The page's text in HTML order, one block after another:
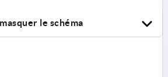
le schéma